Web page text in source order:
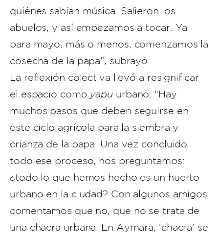
quiénes sabían música. Salieron los
abuelos, y así empezamos a tocar. Ya
para mayo, más o menos, comenzamos la
cosecha de la papa”, subrayó.
La reflexión colectiva llevó a resignificar
el espacio como yapu urbano. “Hay
muchos pasos que deben seguirse en
este ciclo agrícola para la siembra y
crianza de la papa. Una vez concluido
todo ese proceso, nos preguntamos:
¿todo lo que hemos hecho es un huerto
urbano en la ciudad? Con algunos amigos
comentamos que no, que no se trata de
una chacra urbana. En Aymara, ‘chacra’ se